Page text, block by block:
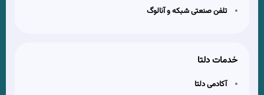
تلفن صنعتی شبکه و آنالوگ
خدمات دلتا
آکادمی دلتا